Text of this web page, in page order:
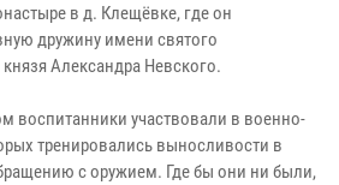
в д. Клещёвке, где он
дружину имени святого
Александра Невского.
воспитанники участвовали в военно-
тренировались выносливости в
с оружием. Где бы они ни были,